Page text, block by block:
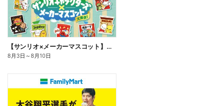
【サンリオ×メーカーマスコット】オリジナルグッズ貰える!
8月3日 ～8月10日